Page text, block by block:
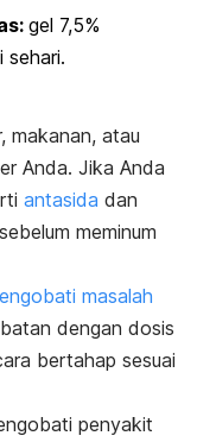
gel 7,5%
sehari.
makanan, atau
Anda. Jika Anda
antasida dan
meminum
masalah
dengan dosis
bertahap sesuai
penyakit